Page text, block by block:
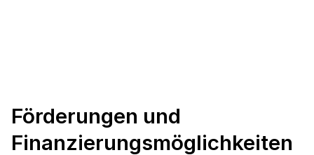
Förderungen und
Finanzierungsmöglichkeiten